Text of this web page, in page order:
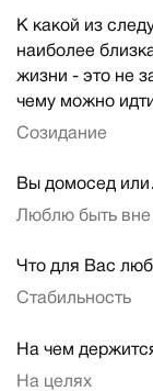
К какой из
наиболее
жизни - это не
чему можно
Созидание
Вы домосед
Люблю быть вне
Что для Вас
Стабильность
На чем
На целях